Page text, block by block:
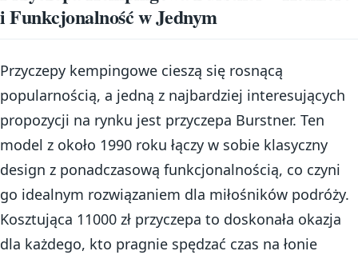
i Funkcjonalność w Jednym
Przyczepy kempingowe cieszą się rosnącą
popularnością, a jedną z najbardziej interesujących
propozycji na rynku jest przyczepa Burstner. Ten
model z około 1990 roku łączy w sobie klasyczny
design z ponadczasową funkcjonalnością, co czyni
go idealnym rozwiązaniem dla miłośników podróży.
Kosztująca 11000 zł przyczepa to doskonała okazja
dla każdego, kto pragnie spędzać czas na łonie